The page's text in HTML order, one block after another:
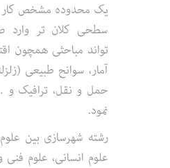
یک محدوده مشخص کار
سطحی کلان تر
تواند مباحثی همچون
آمار، سوانح طبیعی
حمل و نقل، ترافیک و
نمود.
رشته شهرسازی بین
علوم انسانی، علوم